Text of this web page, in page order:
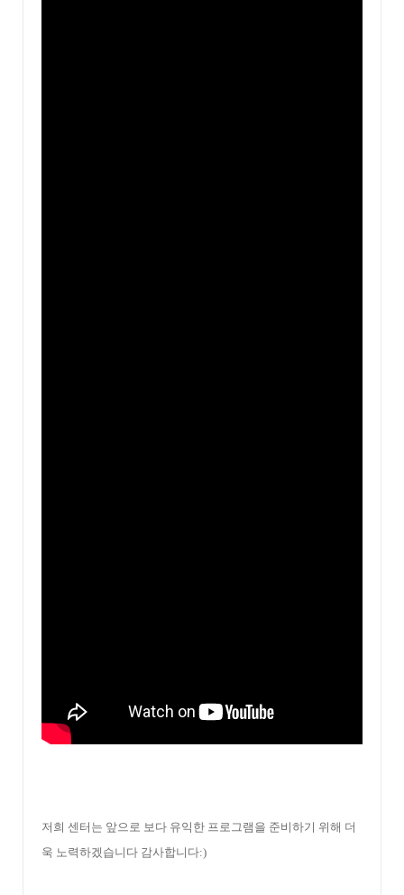
저희 센터는 앞으로 보다 유익한 프로그램을 준비하기 위해 더
욱 노력하겠습니다 감사합니다:)